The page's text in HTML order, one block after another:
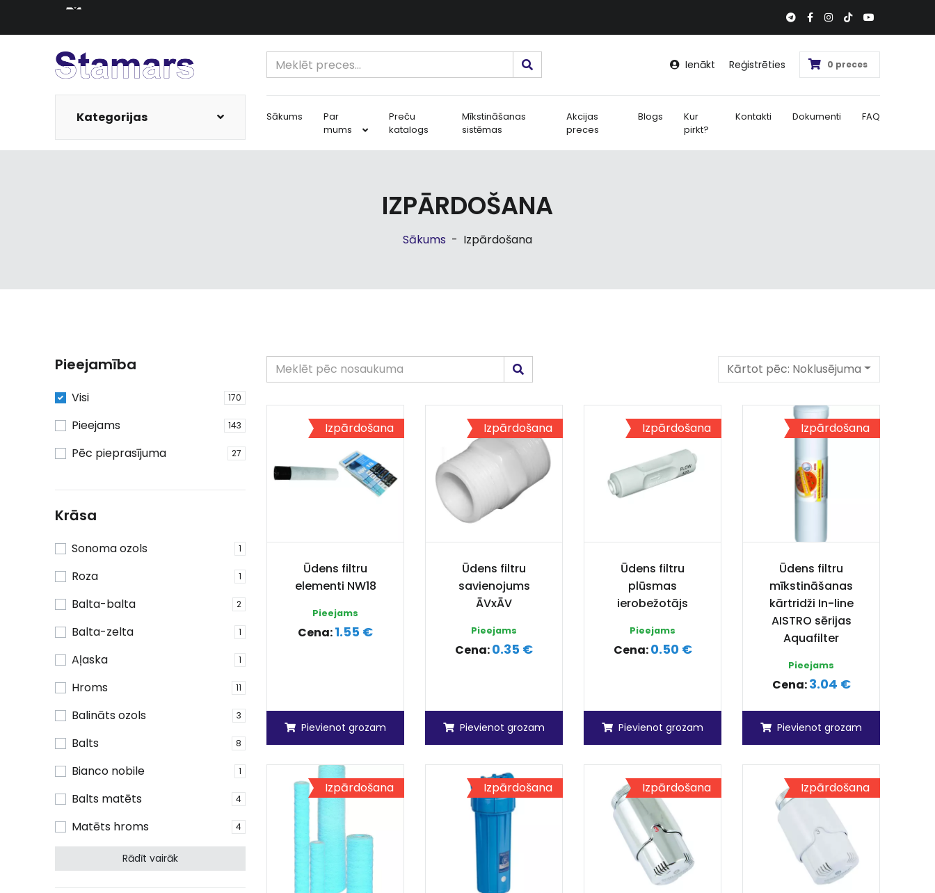
Ienākt Reģistrēties 0 preces
Kategorijas Sākums
Par
mums
Preču
katalogs
Mīkstināšanas
sistēmas
Akcijas
preces
Blogs
Kur
pirkt?
Kontakti Dokumenti FAQ
IZPĀRDOŠANA
Sākums - Izpārdošana
Pieejamība
Visi 170
Pieejams 143
Pēc pieprasījuma 27
Krāsa
Sonoma ozols 1
Roza 1
Balta-balta 2
Balta-zelta 1
Aļaska 1
Hroms 11
Balināts ozols 3
Balts 8
Bianco nobile 1
Balts matēts 4
Matēts hroms 4
Rādīt vairāk
Kārtot pēc: Noklusējuma
Izpārdošana
Ūdens filtru
elementi NW18
Pieejams
Cena:1.55 €
Pievienot grozam
Izpārdošana
Ūdens filtru
savienojums
ĀVxĀV
Pieejams
Cena:0.35 €
Pievienot grozam
Izpārdošana
Ūdens filtru
plūsmas
ierobežotājs
Pieejams
Cena:0.50 €
Pievienot grozam
Izpārdošana
Ūdens filtru
mīkstināšanas
kārtridži In-line
AISTRO sērijas
Aquafilter
Pieejams
Cena:3.04 €
Pievienot grozam
Izpārdošana Izpārdošana Izpārdošana Izpārdošana